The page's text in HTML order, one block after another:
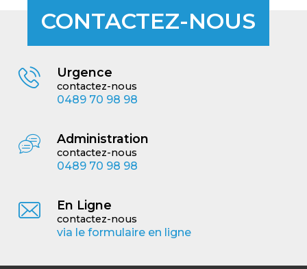
CONTACTEZ-NOUS
Urgence
contactez-nous
0489 70 98 98
Administration
contactez-nous
0489 70 98 98
En Ligne
contactez-nous
via le formulaire en ligne